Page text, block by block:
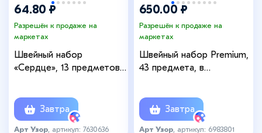
64.80 ₽
Разрешён к продаже на
маркетах
Швейный набор
«Сердце», 13 предметов,
цвет МИКС
Завтра
Арт Узор , артикул: 7630636
650.00 ₽
Разрешён к продаже на
маркетах
Швейный набор Premium,
43 предмета, в
Завтра
Арт Узор , артикул: 6983801